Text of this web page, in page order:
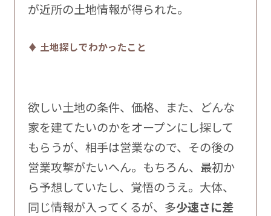
が近所の土地情報が得られた。
♦ 土地探しでわかったこと
欲しい土地の条件、価格、また、どんな
家を建てたいのかをオープンにし探して
もらうが、相手は営業なので、その後の
営業攻撃がたいへん。もちろん、最初か
ら予想していたし、覚悟のうえ。大体、
同じ情報が入ってくるが、多少速さに差